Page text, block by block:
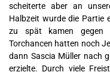
scheiterte aber an
Halbzeit wurde die Partie
zu spät kamen gegen
Torchancen hatten noch
dann Sascia Müller nach
erzielte. Durch viele